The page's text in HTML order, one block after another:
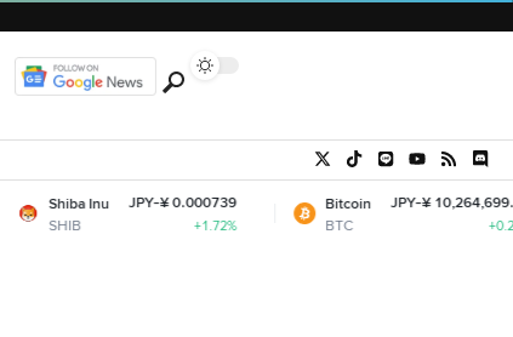
JPY-¥ 0.000739
Bitcoin
BTC
JPY-¥ 10,264,699.30